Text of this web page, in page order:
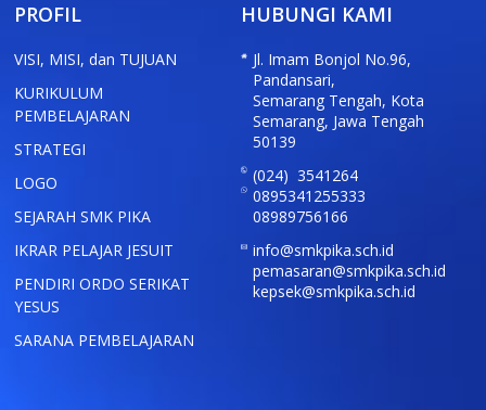
PROFIL
VISI, MISI, dan TUJUAN
KURIKULUM
PEMBELAJARAN
STRATEGI
LOGO
SEJARAH SMK PIKA
IKRAR PELAJAR JESUIT
PENDIRI ORDO SERIKAT
YESUS
SARANA PEMBELAJARAN
HUBUNGI KAMI
Jl. Imam Bonjol No.96,
Pandansari,
Semarang Tengah, Kota
Semarang, Jawa Tengah
50139
(024) 3541264
0895341255333
08989756166
info@smkpika.sch.id
pemasaran@smkpika.sch.id
kepsek@smkpika.sch.id